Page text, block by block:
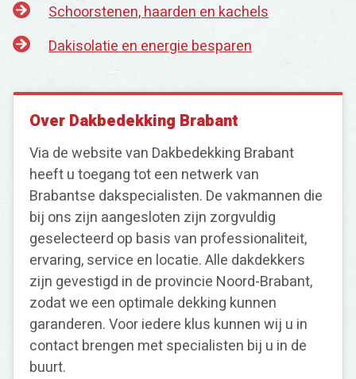
Schoorstenen, haarden en kachels
Dakisolatie en energie besparen
Over Dakbedekking Brabant
Via de website van Dakbedekking Brabant
heeft u toegang tot een netwerk van
Brabantse dakspecialisten. De vakmannen die
bij ons zijn aangesloten zijn zorgvuldig
geselecteerd op basis van professionaliteit,
ervaring, service en locatie. Alle dakdekkers
zijn gevestigd in de provincie Noord-Brabant,
zodat we een optimale dekking kunnen
garanderen. Voor iedere klus kunnen wij u in
contact brengen met specialisten bij u in de
buurt.